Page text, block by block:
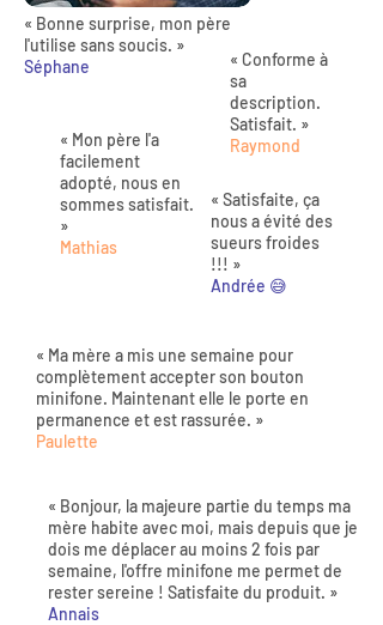
« Bonne surprise, mon père
l'utilise sans soucis. »
Séphane
« Mon père l'a
facilement
adopté, nous en
sommes satisfait.
»
Mathias
« Conforme à
sa
description.
Satisfait. »
Raymond
« Satisfaite, ça
nous a évité des
sueurs froides
!!! »
Andrée 😅
« Ma mère a mis une semaine pour
complètement accepter son bouton
minifone. Maintenant elle le porte en
permanence et est rassurée. »
Paulette
« Bonjour, la majeure partie du temps ma
mère habite avec moi, mais depuis que je
dois me déplacer au moins 2 fois par
semaine, l'offre minifone me permet de
rester sereine ! Satisfaite du produit. »
Annais